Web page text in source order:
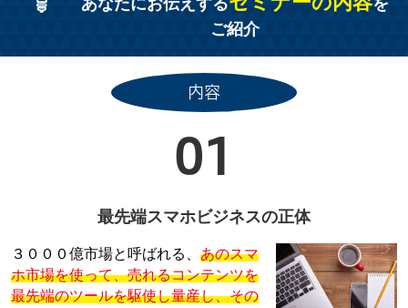
あなたにお伝えする
を
ご紹介
内容
01
最先端スマホビジネスの正体
３０００億市場と呼ばれる、 あのスマ
ホ市場を使って、売れるコンテンツを
最先端のツールを駆使し量産し、その